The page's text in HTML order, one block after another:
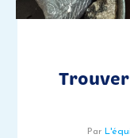
Par